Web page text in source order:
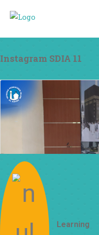
Instagram SDIA 11
Learning